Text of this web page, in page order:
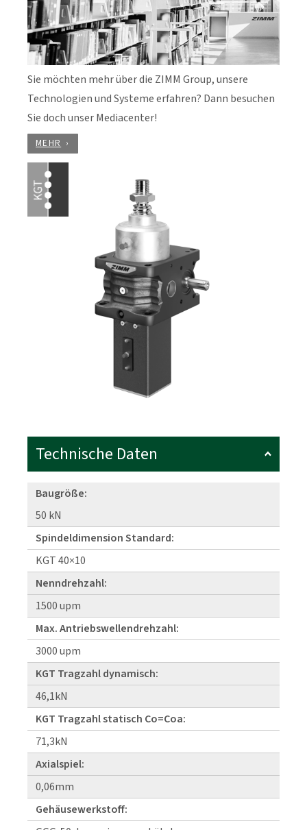
Sie möchten mehr über die ZIMM Group, unsere
Technologien und Systeme erfahren? Dann besuchen
Sie doch unser Mediacenter!
MEHR
Technische Daten
Baugröße:
50 kN
Spindeldimension Standard:
KGT 40×10
Nenndrehzahl:
1500 upm
Max. Antriebswellendrehzahl:
3000 upm
KGT Tragzahl dynamisch:
46,1kN
KGT Tragzahl statisch Co=Coa:
71,3kN
Axialspiel:
0,06mm
Gehäusewerkstoff: